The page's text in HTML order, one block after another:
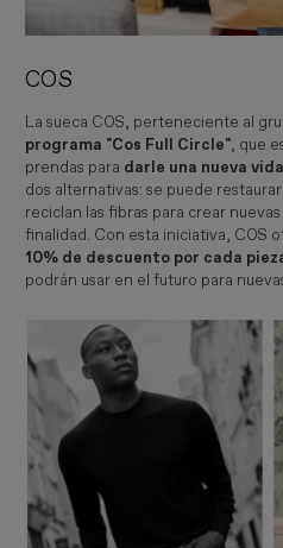
COS
La sueca COS, perteneciente al
programa "Cos Full Circle", que
prendas para darle una nueva
dos alternativas: se puede
reciclan las fibras para crear
finalidad. Con esta iniciativa, COS
10% de descuento por cada
podrán usar en el futuro para